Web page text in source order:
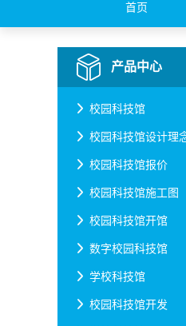
首页
产品中心
校园科技馆
校园科技馆设计理
校园科技馆报价
校园科技馆施工图
校园科技馆开馆
数字校园科技馆
学校科技馆
校园科技馆开发